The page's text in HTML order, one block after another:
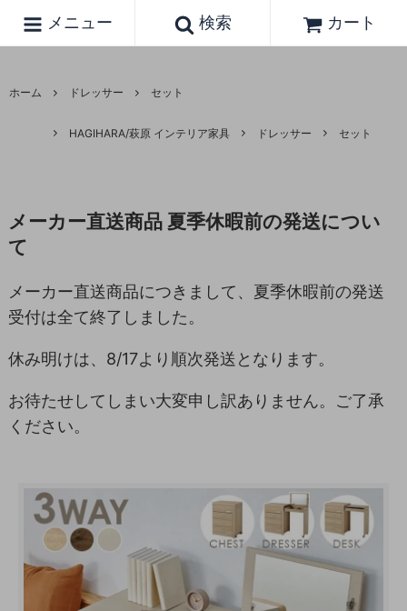
メニュー 検索 カート
ホーム ドレッサー セット
HAGIHARA/萩原 インテリア家具 ドレッサー セット
メーカー直送商品 夏季休暇前の発送につい
て
メーカー直送商品につきまして、夏季休暇前の発送
受付は全て終了しました。
休み明けは、8/17より順次発送となります。
お待たせしてしまい大変申し訳ありません。ご了承
ください。